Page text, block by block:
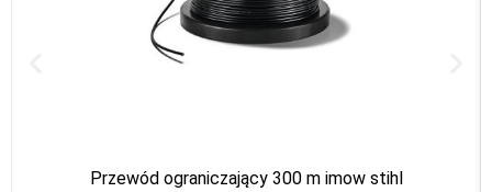
Przewód ograniczający 300 m imow stihl